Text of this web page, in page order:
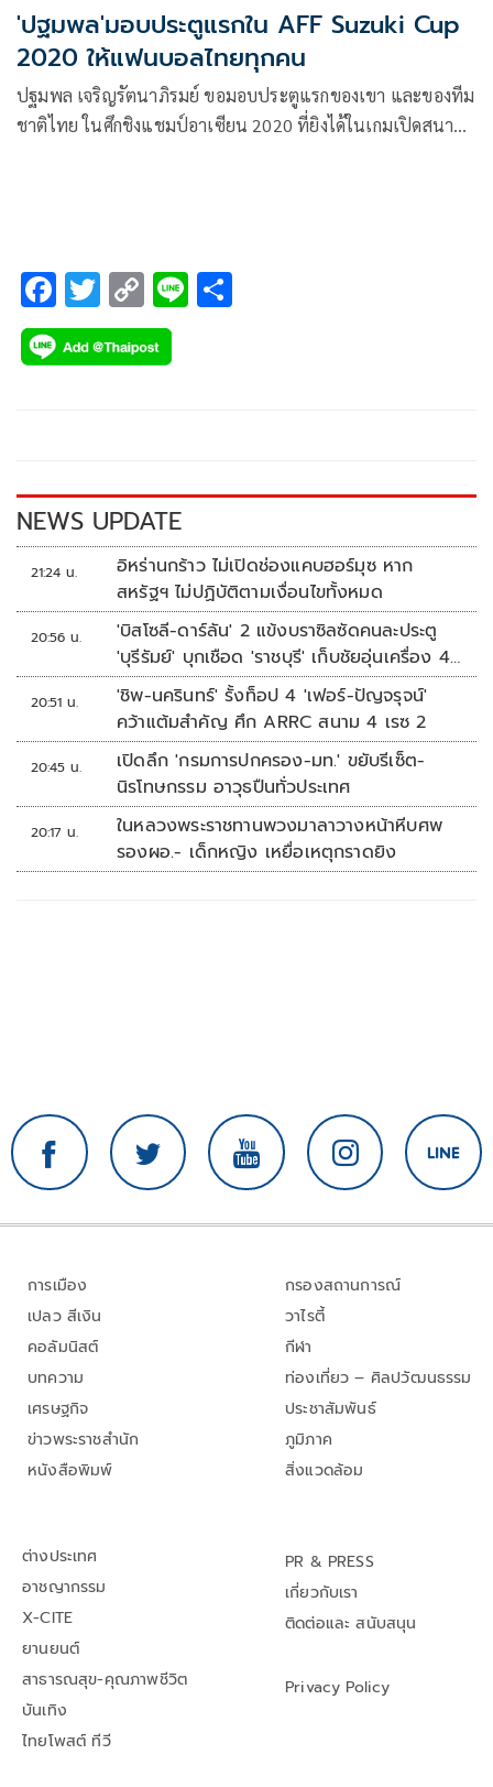
'ปฐมพล'มอบประตูแรกใน AFF Suzuki Cup
2020 ให้แฟนบอลไทยทุกคน
ปฐมพล เจริญรัตนาภิรมย์ ขอมอบประตูแรกของเขา และของทีม
ชาติไทย ในศึกชิงแชมป์อาเซียน 2020 ที่ยิงได้ในเกมเปิดสนาม
F
ac
e
k
T
wi
tt
C
o
p
k
Li
NEWS UPDATE
21:24 น.
อิหร่านกร้าว ไม่เปิดช่องแคบฮอร์มุซ หาก
สหรัฐฯ ไม่ปฏิบัติตามเงื่อนไขทั้งหมด
20:56 น.
'บิสโซลี-ดาร์ลัน' 2 แข้งบราซิลซัดคนละประตู
'บุรีรัมย์' บุกเชือด 'ราชบุรี' เก็บชัยอุ่นเครื่อง 4
นัดรวด
20:51 น.
'ชิพ-นครินทร์' รั้งท็อป 4 'เฟอร์-ปัญจรุจน์'
คว้าแต้มสำคัญ ศึก ARRC สนาม 4 เรซ 2
20:45 น.
เปิดลึก 'กรมการปกครอง-มท.' ขยับรีเซ็ต-
นิรโทษกรรม อาวุธปืนทั่วประเทศ
20:17 น.
ในหลวงพระราชทานพวงมาลาวางหน้าหีบศพ
รองผอ.- เด็กหญิง เหยื่อเหตุกราดยิง
การเมือง
เปลว สีเงิน
คอลัมนิสต์
บทความ
เศรษฐกิจ
ข่าวพระราชสำนัก
หนังสือพิมพ์
กรองสถานการณ์
วาไรตี้
กีฬา
ท่องเที่ยว – ศิลปวัฒนธรรม
ประชาสัมพันธ์
ภูมิภาค
สิ่งแวดล้อม
ต่างประเทศ
อาชญากรรม
X-CITE
ยานยนต์
สาธารณสุข-คุณภาพชีวิต
บันเทิง
ไทยโพสต์ ทีวี
PR & PRESS
เกี่ยวกับเรา
ติดต่อและ สนับสนุน
Privacy Policy